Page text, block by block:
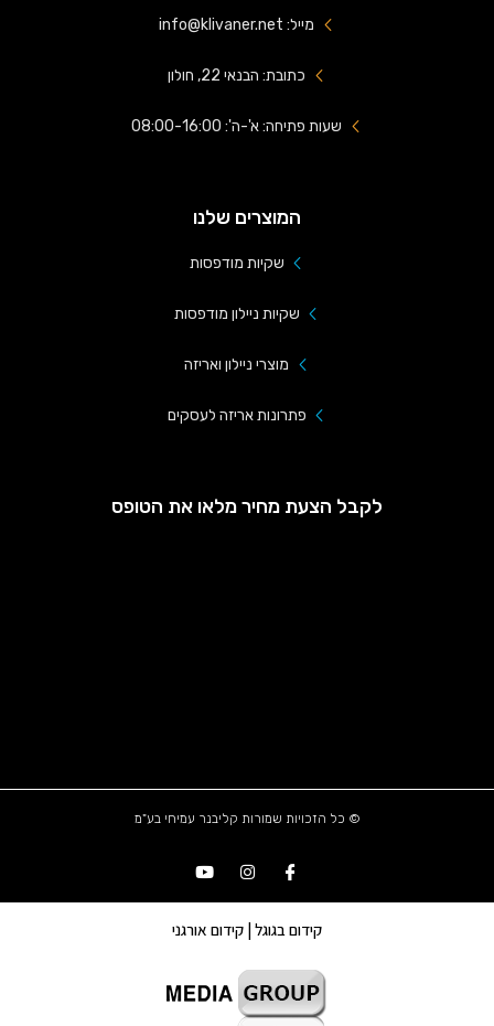
מייל: info@klivaner.net
כתובת: הבנאי 22, חולון
שעות פתיחה: א'-ה': 08:00-16:00
המוצרים שלנו
שקיות מודפסות
שקיות ניילון מודפסות
מוצרי ניילון ואריזה
פתרונות אריזה לעסקים
לקבל הצעת מחיר מלאו את הטופס
© כל הזכויות שמורות קליבנר עמיחי בע"מ
קידום בגוגל | קידום אורגני